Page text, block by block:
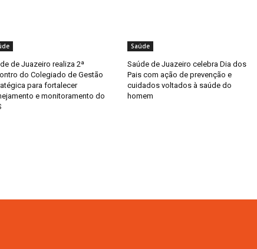
de Juazeiro realiza 2ª
do Colegiado de Gestão
para fortalecer
e monitoramento do
Saúde
Saúde de Juazeiro celebra Dia dos
Pais com ação de prevenção e
cuidados voltados à saúde do
homem